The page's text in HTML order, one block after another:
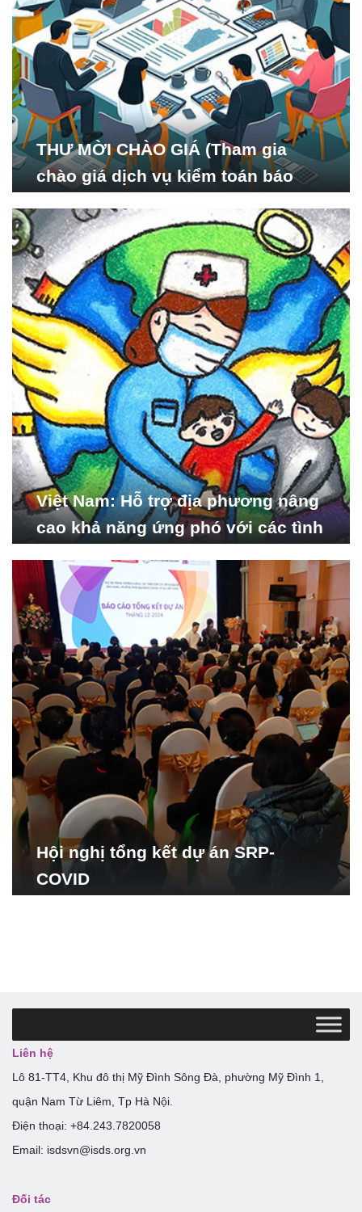
THƯ MỜI CHÀO GIÁ (Tham gia
chào giá dịch vụ kiểm toán báo
Nghiên cứu Phát triển Xã
hội_ISDS)
Việt Nam: Hỗ trợ địa phương nâng
cao khả năng ứng phó với các tình
Hội nghị tổng kết dự án SRP-
COVID
Liên hệ
Lô 81-TT4, Khu đô thị Mỹ Đình Sông Đà, phường Mỹ Đình 1,
quận Nam Từ Liêm, Tp Hà Nội.
Điện thoại: +84.243.7820058
Email: isdsvn@isds.org.vn
Đối tác